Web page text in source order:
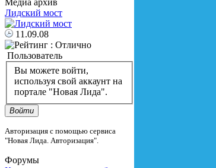
Лидский мост
11.09.08
Пользователь
Вы можете войти,
используя свой аккаунт на
портале "Новая Лида".
Войти
Авторизация с помощью сервиса
"Новая Лида. Авторизация".
Форумы